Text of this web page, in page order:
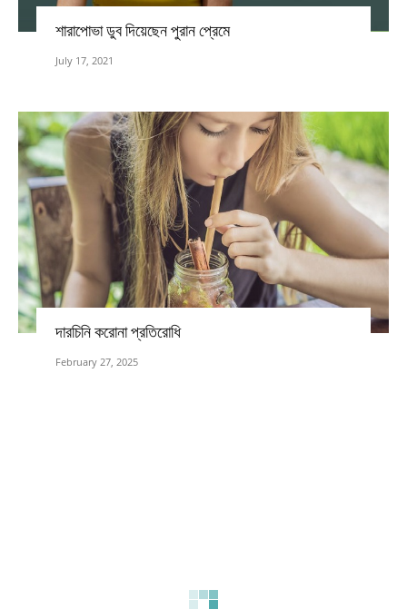
শারাপোভা ডুব দিয়েছেন পুরান প্রেমে
July 17, 2021
দারচিনি করোনা প্রতিরোধি
February 27, 2025